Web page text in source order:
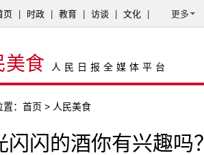
页 时政 教育 访谈 文化 更多
美食 人民日报全媒体平台
： 首页 > 人民美食
闪闪的酒你有兴趣吗？